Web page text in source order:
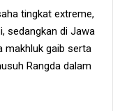
tingkat extreme,
sedangkan di Jawa
makhluk gaib serta
Rangda dalam